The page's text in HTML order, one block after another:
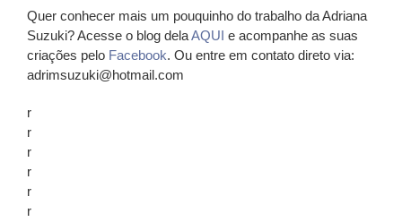
Quer conhecer mais um pouquinho do trabalho da Adriana
Suzuki? Acesse o blog delaAQUI e acompanhe as suas
criações pelo Facebook. Ou entre em contato direto via:
adrimsuzuki@hotmail.com
r
r
r
r
r
r